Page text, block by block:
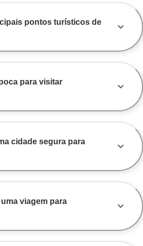
pontos turísticos de
para visitar
cidade segura para
viagem para